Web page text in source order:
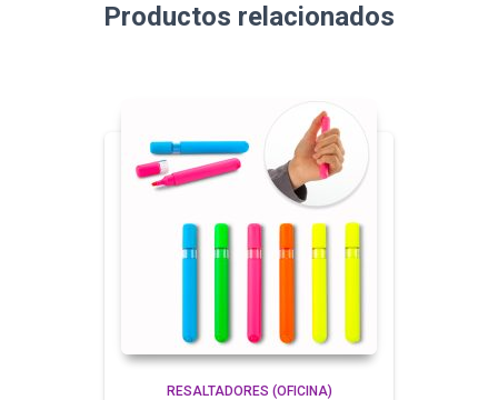
Productos relacionados
RESALTADORES (OFICINA)